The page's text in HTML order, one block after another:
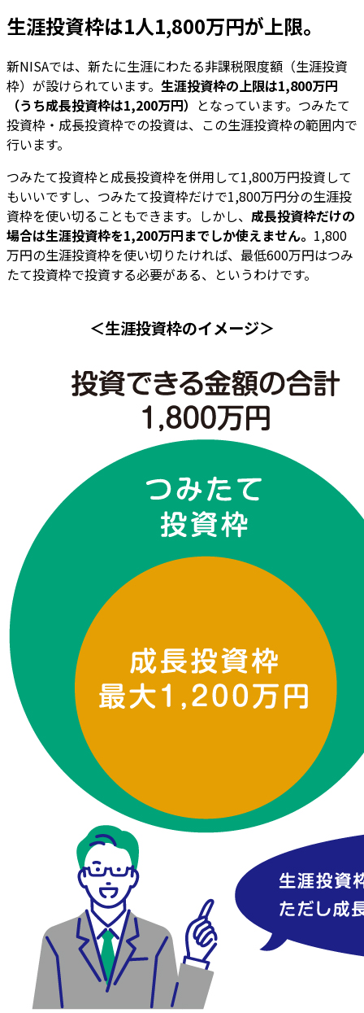
生涯投資枠は1人1,800万円が上限。
新NISAでは、新たに生涯にわたる非課税限度額（生涯投資
枠）が設けられています。 生涯投資枠の上限は1,800万円
（うち成長投資枠は1,200万円） となっています。つみたて
投資枠・成長投資枠での投資は、この生涯投資枠の範囲内で
行います。
つみたて投資枠と成長投資枠を併用して1,800万円投資して
もいいですし、つみたて投資枠だけで1,800万円分の生涯投
資枠を使い切ることもできます。しかし、 成長投資枠だけの
場合は生涯投資枠を1,200万円までしか使えません。 1,800
万円の生涯投資枠を使い切りたければ、最低600万円はつみ
たて投資枠で投資する必要がある、というわけです。
＜生涯投資枠のイメージ＞